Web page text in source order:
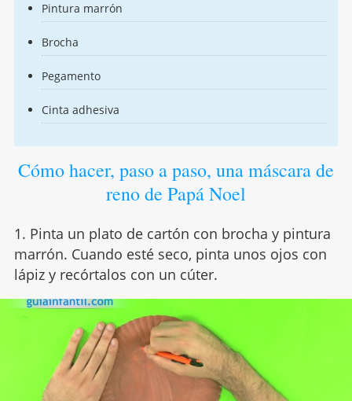
Pintura marrón
Brocha
Pegamento
Cinta adhesiva
Cómo hacer, paso a paso, una máscara de
reno de Papá Noel
1. Pinta un plato de cartón con brocha y pintura
marrón. Cuando esté seco, pinta unos ojos con
lápiz y recórtalos con un cúter.